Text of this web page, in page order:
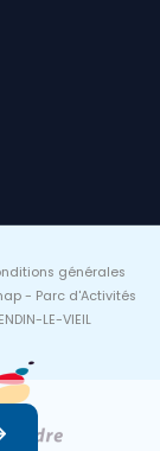
générales
- Parc d'Activités
LE-VIEIL